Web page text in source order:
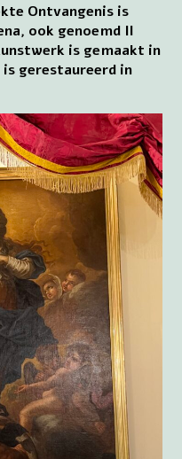
Ontvangenis is
ook genoemd Il
is gemaakt in
is gerestaureerd in